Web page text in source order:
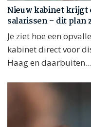
Nieuw kabinet
salarissen – dit plan
Je ziet hoe een
kabinet direct voor
Haag en